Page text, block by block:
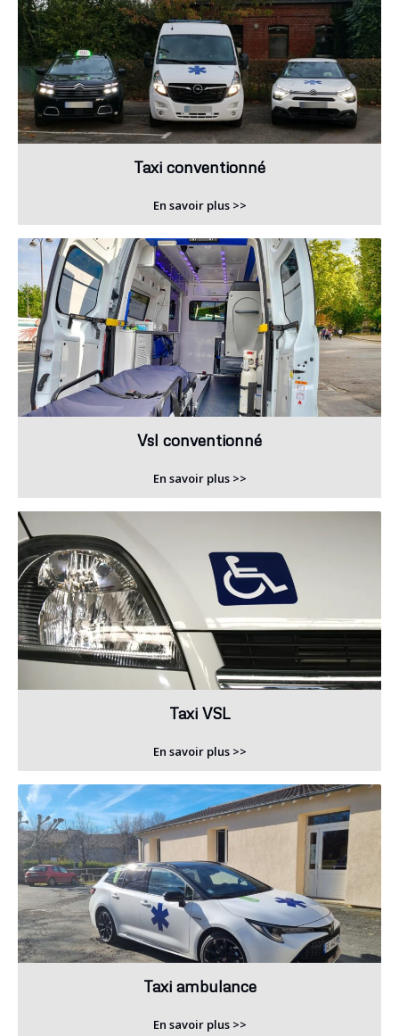
Taxi conventionné
En savoir plus >>
Vsl conventionné
En savoir plus >>
Taxi VSL
En savoir plus >>
Taxi ambulance
En savoir plus >>